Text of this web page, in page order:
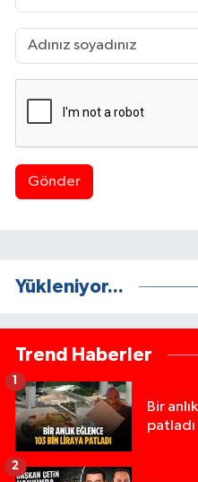
Gönder
Yükleniyor...
Trend Haberler
Bir
patladı
2